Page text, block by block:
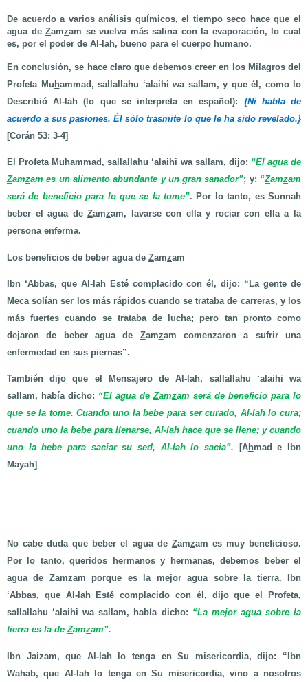
De acuerdo a varios análisis químicos, el tiempo seco hace que el
agua deZamzam se vuelva más salina con la evaporación, lo cual
es, por el poder de Al-lah, bueno para el cuerpo humano.
En conclusión, se hace claro que debemos creer en los Milagros del
Profeta Mu hammad, sallallahu ‘alaihi wa sallam, y que él, como lo
Describió Al-lah (lo que se interpreta en español): {Ni habla de
acuerdo a sus pasiones. Él sólo trasmite lo que le ha sido revelado.}
[Corán 53: 3-4]
El Profeta Mu hammad, sallallahu ‘alaihi wa sallam, dijo: “El agua de
Zamzam es un alimento abundante y un gran sanador”; y: “Zamzam
será de beneficio para lo que se la tome”. Por lo tanto, es Sunnah
beber el agua deZamzam, lavarse con ella y rociar con ella a la
persona enferma.
Los beneficios de beber agua de Zamzam
Ibn ‘Abbas, que Al-lah Esté complacido con él, dijo: “La gente de
Meca solían ser los más rápidos cuando se trataba de carreras, y los
más fuertes cuando se trataba de lucha; pero tan pronto como
dejaron de beber agua de Zamzam comenzaron a sufrir una
enfermedad en sus piernas”.
También dijo que el Mensajero de Al-lah, sallallahu ‘alaihi wa
sallam, había dicho: “El agua deZamzam será de beneficio para lo
que se la tome. Cuando uno la bebe para ser curado, Al-lah lo cura;
cuando uno la bebe para llenarse, Al-lah hace que se llene; y cuando
uno la bebe para saciar su sed, Al-lah lo sacia”. [Ahmad e Ibn
Mayah]
No cabe duda que beber el agua de Zamzam es muy beneficioso.
Por lo tanto, queridos hermanos y hermanas, debemos beber el
agua de Zamzam porque es la mejor agua sobre la tierra. Ibn
‘Abbas, que Al-lah Esté complacido con él, dijo que el Profeta,
sallallahu ‘alaihi wa sallam, había dicho: “La mejor agua sobre la
tierra es la deZamzam”.
Ibn Jaizam, que Al-lah lo tenga en Su misericordia, dijo: “Ibn
Wahab, que Al-lah lo tenga en Su misericordia, vino a nosotros